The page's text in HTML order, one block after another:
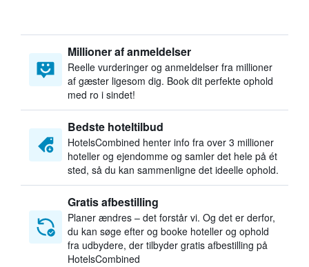
Millioner af anmeldelser
Reelle vurderinger og anmeldelser fra millioner
af gæster ligesom dig. Book dit perfekte ophold
med ro i sindet!
Bedste hoteltilbud
HotelsCombined henter info fra over 3 millioner
hoteller og ejendomme og samler det hele på ét
sted, så du kan sammenligne det ideelle ophold.
Gratis afbestilling
Planer ændres – det forstår vi. Og det er derfor,
du kan søge efter og booke hoteller og ophold
fra udbydere, der tilbyder gratis afbestilling på
HotelsCombined